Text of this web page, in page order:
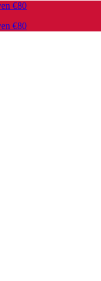
€80
€80